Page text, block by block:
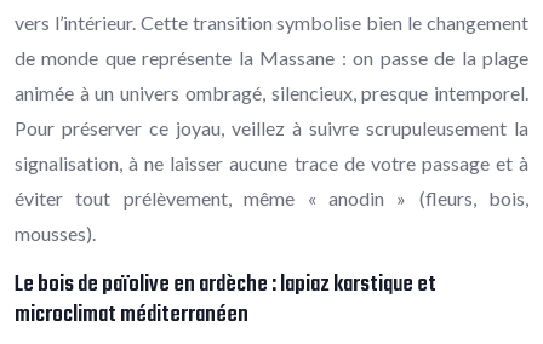
vers l’intérieur. Cette transition symbolise bien le changement
de monde que représente la Massane : on passe de la plage
animée à un univers ombragé, silencieux, presque intemporel.
Pour préserver ce joyau, veillez à suivre scrupuleusement la
signalisation, à ne laisser aucune trace de votre passage et à
éviter tout prélèvement, même « anodin » (fleurs, bois,
mousses).
Le bois de païolive en ardèche : lapiaz karstique et
microclimat méditerranéen